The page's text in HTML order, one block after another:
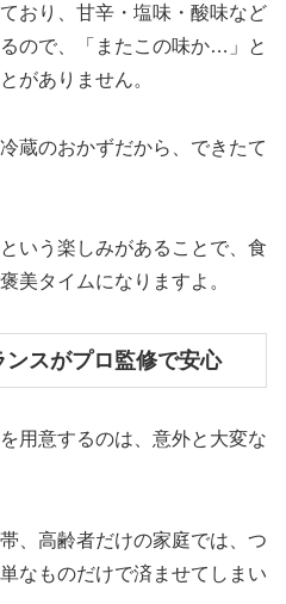
おり、甘辛・塩味・酸味など
ので、「またこの味か…」と
がありません。
蔵のおかずだから、できたて
いう楽しみがあることで、食
美タイムになりますよ。
スがプロ監修で安心
用意するのは、意外と大変な
、高齢者だけの家庭では、つ
なものだけで済ませてしまい